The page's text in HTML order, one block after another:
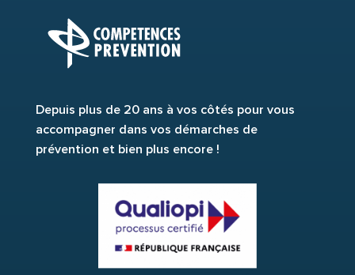
Depuis plus de 20 ans à vos côtés pour vous
accompagner dans vos démarches de
prévention et bien plus encore !